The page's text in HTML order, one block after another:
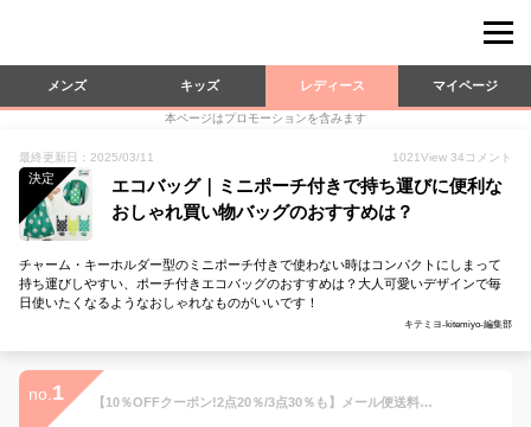
メンズ キッズ レディース マイページ
本ページはプロモーションを含みます
最終更新日：2025/03/11 1021View 34 コメント
決定
エコバッグ｜ミニポーチ付きで持ち運びに便利な
おしゃれ買い物バッグのおすすめは？
チャーム・キーホルダー型のミニポーチ付きで使わない時はコンパクトにしまって
持ち運びしやすい、ポーチ付きエコバッグのおすすめは？大人可愛いデザインで毎
日使いたくなるようなおしゃれなものがいいです！
キテミヨ-kitemiyo-編集部
no. 1 【10％OFFクーポン!2点20％/3点30％も】メール便送料無料 アヴェンチュラ エコバッグ 折りたたみ コンパクト レディース 女子 ポーチ付き ファスナー 大きめ サイズ 収納セット カラビナ付き キーホルダー コンパクト薄手 軽量 コンビニ用 レジ袋 コンビニサイズ 可愛い